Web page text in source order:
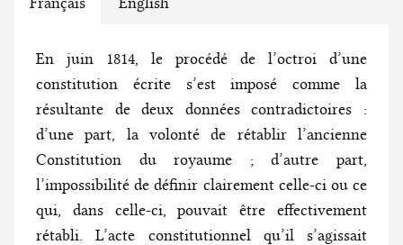
En juin 1814, le procédé de l’octroi d’une
constitution écrite s’est imposé comme la
résultante de deux données contradictoires :
d’une part, la volonté de rétablir l’ancienne
Constitution du royaume ; d’autre part,
l’impossibilité de définir clairement celle-ci ou ce
qui, dans celle-ci, pouvait être effectivement
rétabli. L’acte constitutionnel qu’il s’agissait